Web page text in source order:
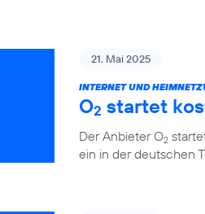
21. Mai 2025
INTERNET UND
O2 startet
Der Anbieter O2
ein in der deutschen